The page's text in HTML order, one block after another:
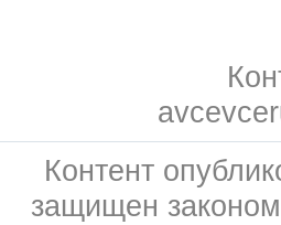
Контент
защищен